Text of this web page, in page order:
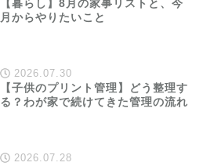
【暮らし】8月の家事リストと、今
月からやりたいこと
2026.07.30
【子供のプリント管理】どう整理す
る？わが家で続けてきた管理の流れ
2026.07.28